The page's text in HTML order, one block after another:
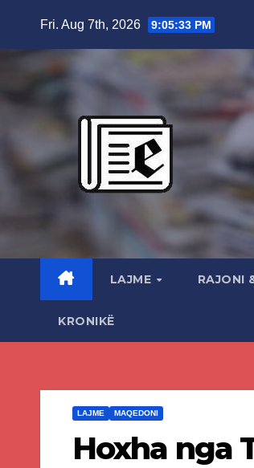
Fri. Aug 7th, 2026 9:05:35 PM
LAJME RAJONI
KRONIKË
LAJME MAQEDONI
Hoxha nga